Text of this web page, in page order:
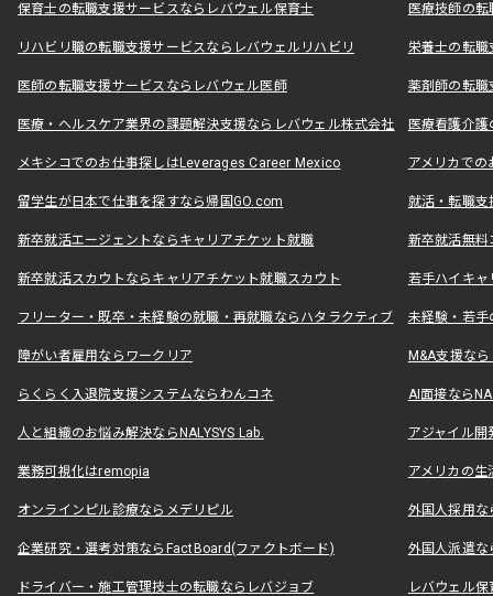
保育士の転職支援サービスならレバウェル保育士 医療技師の
リハビリ職の転職支援サービスならレバウェルリハビリ 栄養士の転
医師の転職支援サービスならレバウェル医師 薬剤師の転
医療・ヘルスケア業界の課題解決支援ならレバウェル株式会社 医療看護介
メキシコでのお仕事探しはLeverages Career Mexico アメリカで
留学生が日本で仕事を探すなら帰国GO.com 就活・転職
新卒就活エージェントならキャリアチケット就職 新卒就活無料
新卒就活スカウトならキャリアチケット就職スカウト 若手ハイキ
フリーター・既卒・未経験の就職・再就職ならハタラクティブ 未経験・若手
障がい者雇用ならワークリア M&A支援な
らくらく入退院支援システムならわんコネ AI面接なら
人と組織のお悩み解決ならNALYSYS Lab. アジャイル
業務可視化はremopia アメリカの
オンラインピル診療ならメデリピル 外国人採用
企業研究・選考対策ならFactBoard(ファクトボード) 外国人派遣な
ドライバー・施工管理技士の転職ならレバジョブ レバウェル